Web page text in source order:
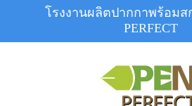
โรงงานผลิตปากกาพร้อมส
PERFECT